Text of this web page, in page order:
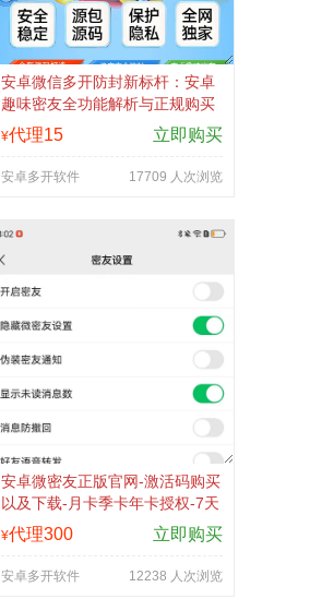
安卓微信多开防封新标杆：安卓
趣味密友全功能解析与正规购买
渠道
¥代理15 立即购买
安卓多开软件 17709 人次浏览
安卓微密友正版官网-激活码购买
以及下载-月卡季卡年卡授权-7天
退换
¥代理300 立即购买
安卓多开软件 12238 人次浏览